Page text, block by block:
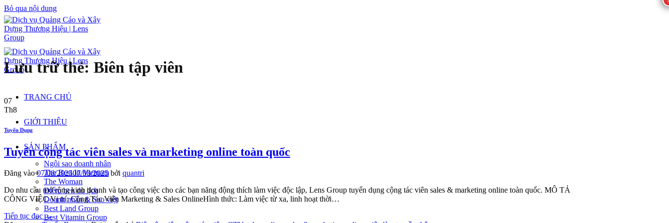
Bỏ qua nội dung
TRANG CHỦ
GIỚI THIỆU
SẢN PHẨM
Ngôi sao doanh nhân
The Best In Vietnam
The Woman
Điểm hẹn du lịch
Doanh nhân & Sao việt
Best Land Group
Best Vitamin Group
Lưu trữ thẻ: Biên tập viên
07
Th8
Tuyển Dụng
Tuyển cộng tác viên sales và marketing online toàn quốc
Đăng vào07/08/202507/08/2025 bởi quantri
Do nhu cầu mở rộng kinh doanh và tạo công việc cho các bạn năng động thích làm việc độc lập, Lens Group tuyển dụng cộng tác viên sales & marketing online toàn quốc. MÔ TẢ
CÔNG VIỆC Vị trí: Cộng Tác Viên Marketing & Sales OnlineHình thức: Làm việc từ xa, linh hoạt thời…
Tiếp tục đọc→